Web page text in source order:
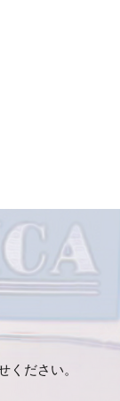
ください。